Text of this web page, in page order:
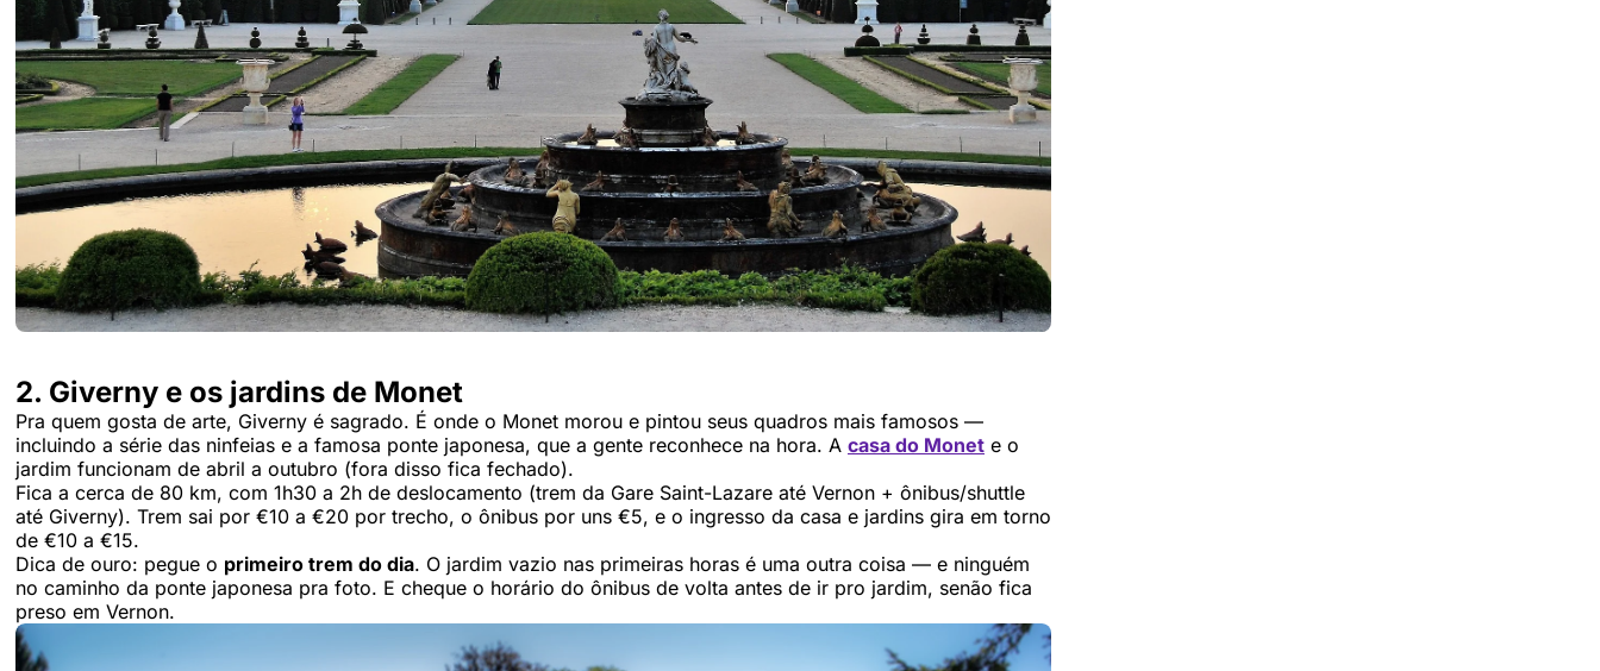
2. Giverny e os jardins de Monet
Pra quem gosta de arte, Giverny é sagrado. É onde o Monet morou e pintou seus quadros mais famosos —
incluindo a série das ninfeias e a famosa ponte japonesa, que a gente reconhece na hora. A casa do Monet e o
jardim funcionam de abril a outubro (fora disso fica fechado).
Fica a cerca de 80 km, com 1h30 a 2h de deslocamento (trem da Gare Saint-Lazare até Vernon + ônibus/shuttle
até Giverny). Trem sai por €10 a €20 por trecho, o ônibus por uns €5, e o ingresso da casa e jardins gira em torno
de €10 a €15.
Dica de ouro: pegue o primeiro trem do dia. O jardim vazio nas primeiras horas é uma outra coisa — e ninguém
no caminho da ponte japonesa pra foto. E cheque o horário do ônibus de volta antes de ir pro jardim, senão fica
preso em Vernon.